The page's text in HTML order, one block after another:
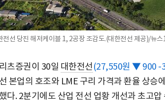
전선 당진 해저케이블 1, 2공장 조감도.(대한전선 제공)/뉴스
츠증권이 30일 대한전선(27,550원 ▼ 900 -
본업의 호조와 LME 구리 가격과 환율 상승
다. 2분기에도 산업 전선 업황 개선과 초고